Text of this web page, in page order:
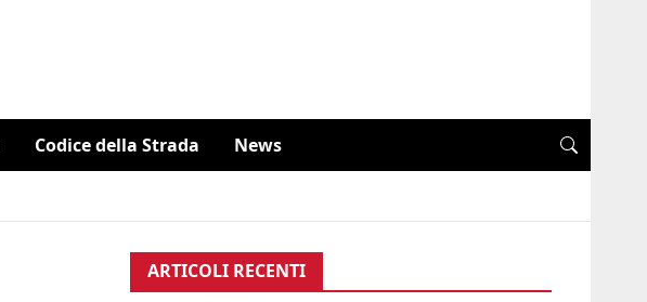
Codice della Strada News
ARTICOLI RECENTI